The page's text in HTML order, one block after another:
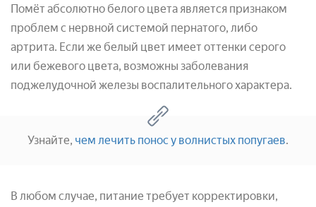
Помёт абсолютно белого цвета является признаком
проблем с нервной системой пернатого, либо
артрита. Если же белый цвет имеет оттенки серого
или бежевого цвета, возможны заболевания
поджелудочной железы воспалительного характера.
Узнайте, чем лечить понос у волнистых попугаев.
В любом случае, питание требует корректировки,